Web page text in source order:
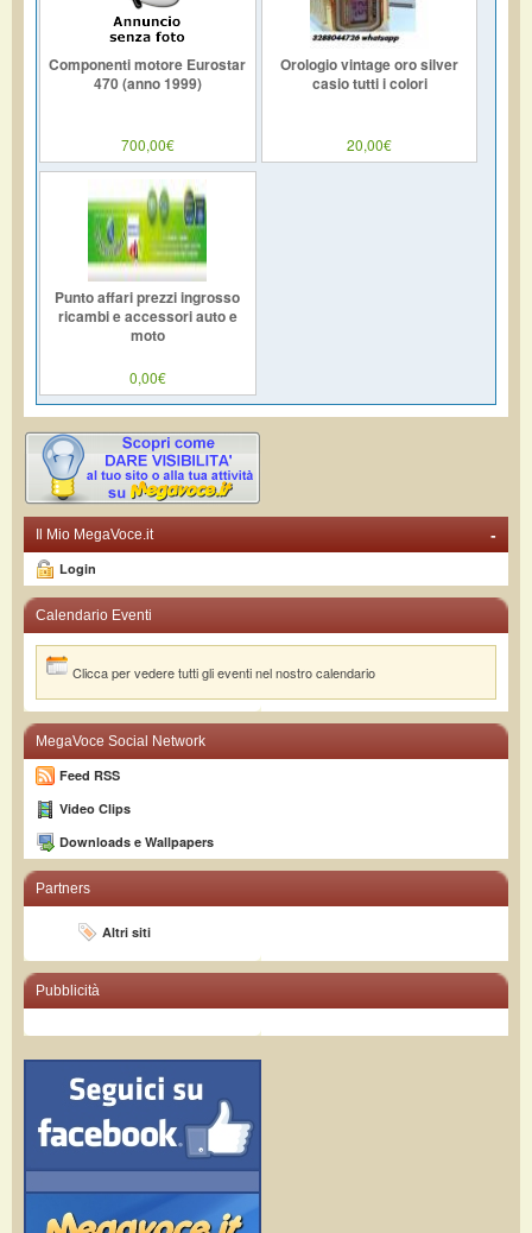
Componenti motore Eurostar
470 (anno 1999)
700,00€
Orologio vintage oro silver
casio tutti i colori
20,00€
Punto affari prezzi ingrosso
ricambi e accessori auto e
moto
0,00€
-
Il Mio MegaVoce.it
Login
Calendario Eventi
Clicca per vedere tutti gli eventi nel nostro calendario
MegaVoce Social Network
Feed RSS
Video Clips
Downloads e Wallpapers
Partners
Altri siti
Pubblicità